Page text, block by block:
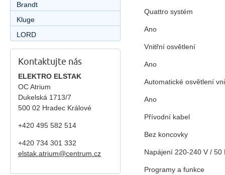
Quattro systém
Ano
Vnitřní osvětlení
Ano
Automatické osvětlení
Ano
Přívodní kabel
Bez koncovky
Napájení 220-240 V /
Programy a funkce
Brandt
Kluge
LORD
Kontaktujte nás
ELEKTRO ELSTAK
OC Atrium
Dukelská 1713/7
500 02 Hradec Králové
+420 495 582 514
+420 734 301 332
elstak.atrium@centrum.cz